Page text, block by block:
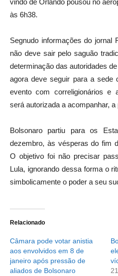
vindo de Orlando pousou no
às 6h38.
Segnudo informações do jornal
não deve sair pelo saguão
determinação das autoridades
agora deve seguir para a sede
evento com correligionários e
será autorizada a acompanhar,
Bolsonaro partiu para os
dezembro, às vésperas do fim
O objetivo foi não precisar
Lula, ignorando dessa forma o
simbolicamente o poder a seu
Relacionado
Câmara pode votar anistia
aos envolvidos em 8 de
janeiro após pressão de
aliados de Bolsonaro